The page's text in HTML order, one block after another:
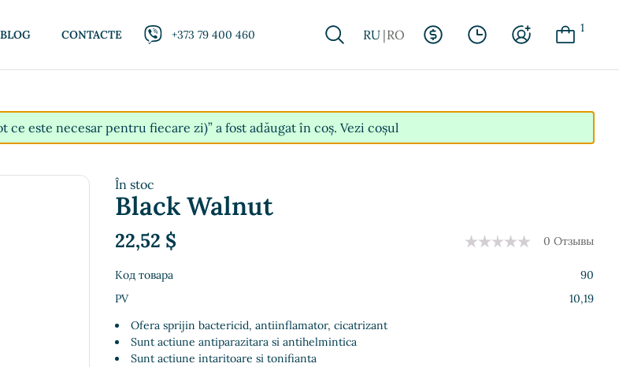
BLOG CONTACTE +373 79 400 460 RU RO 1
ce este necesar pentru fiecare zi)” a fost adăugat în coș. Vezi coșul
În stoc
Black Walnut
22,52 $ 0 Отзывы
Код товара
90
PV
10,19
Ofera sprijin bactericid, antiinflamator, cicatrizant
Sunt actiune antiparazitara si antihelmintica
Sunt actiune intaritoare si tonifianta